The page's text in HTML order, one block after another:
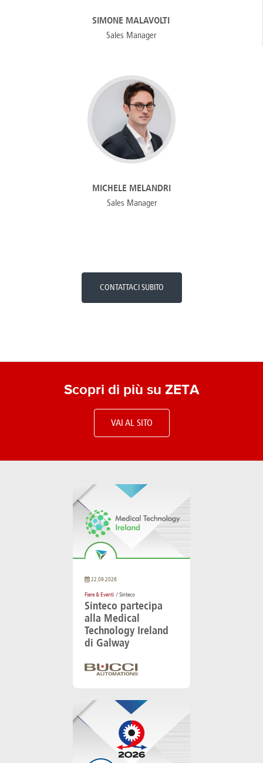
SIMONE MALAVOLTI
Sales Manager
MICHELE MELANDRI
Sales Manager
CONTATTACI SUBITO
Scopri di più su ZETA
VAI AL SITO
22.09.2026
Fiere & Eventi / Sinteco
Sinteco partecipa
alla Medical
Technology Ireland
di Galway